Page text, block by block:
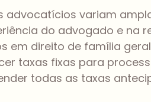
advocatícios variam
do advogado e na
em direito de família
taxas fixas para
todas as taxas